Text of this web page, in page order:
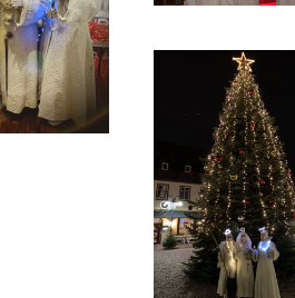
ansehen
ansehen